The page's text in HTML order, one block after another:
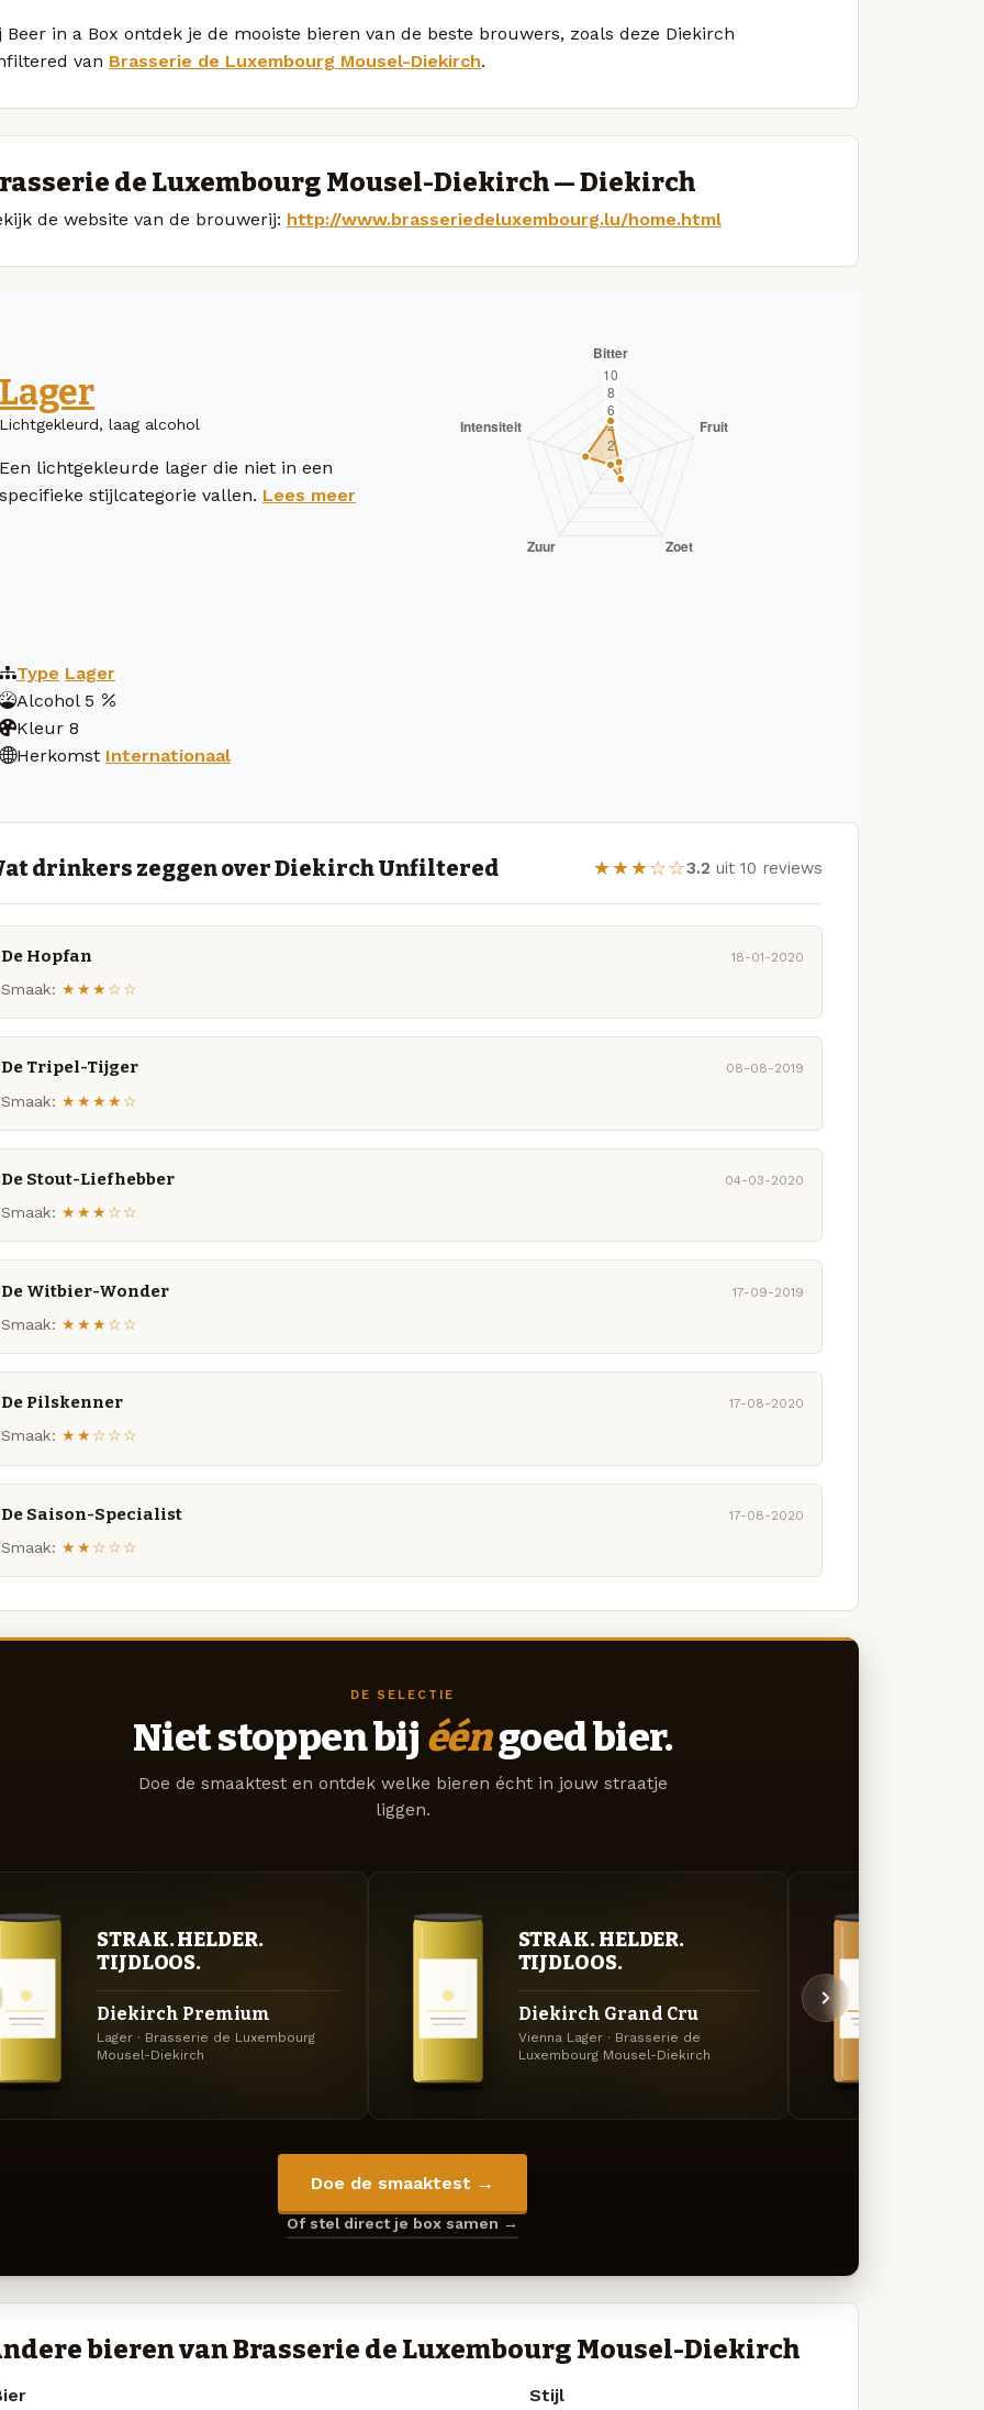
Beer in a Box ontdek je de mooiste bieren van de beste brouwers, zoals deze Diekirch
van Brasserie de Luxembourg Mousel-Diekirch.
de Luxembourg Mousel-Diekirch — Diekirch
de website van de brouwerij: http://www.brasseriedeluxembourg.lu/home.html
Lager
Lichtgekleurd, laag alcohol
Een lichtgekleurde lager die niet in een
specifieke stijlcategorie vallen. Lees meer
Type Lager
Alcohol 5
Kleur 8
Herkomst Internationaal
drinkers zeggen over Diekirch Unfiltered ★★★☆☆3.2 uit 10 reviews
De Hopfan 18-01-2020
Smaak: ★★★☆☆
De Tripel-Tijger 08-08-2019
Smaak: ★★★★☆
De Stout-Liefhebber 04-03-2020
Smaak: ★★★☆☆
De Witbier-Wonder 17-09-2019
Smaak: ★★★☆☆
De Pilskenner 17-08-2020
Smaak: ★★☆☆☆
De Saison-Specialist 17-08-2020
Smaak: ★★☆☆☆
DE SELECTIE
Niet stoppen bij ééngoed bier.
Doe de smaaktest en ontdek welke bieren écht in jouw straatje
liggen.
STRAK. HELDER.
TIJDLOOS.
Diekirch Premium
Lager · Brasserie de Luxembourg
Mousel-Diekirch
STRAK. HELDER.
TIJDLOOS.
Diekirch Grand Cru
Vienna Lager · Brasserie de
Luxembourg Mousel-Diekirch
Doe de smaaktest →
Of stel direct je box samen →
bieren van Brasserie de Luxembourg Mousel-Diekirch
Stijl